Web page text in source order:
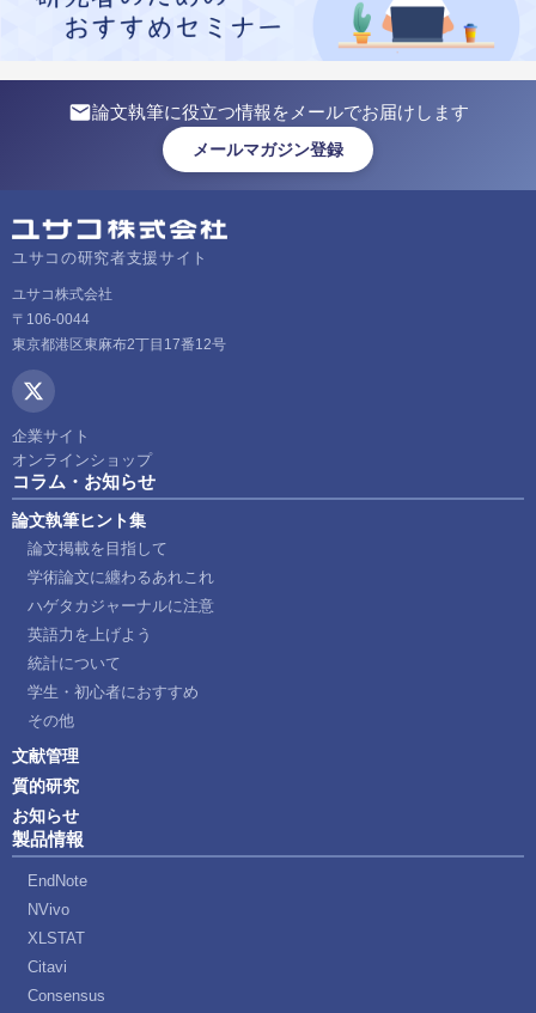
論文執筆に役立つ情報をメールでお届けします
メールマガジン登録
ユサコの研究者支援サイト
ユサコ株式会社
〒106-0044
東京都港区東麻布2丁目17番12号
企業サイト
オンラインショップ
コラム・お知らせ
論文執筆ヒント集
論文掲載を目指して
学術論文に纏わるあれこれ
ハゲタカジャーナルに注意
英語力を上げよう
統計について
学生・初心者におすすめ
その他
文献管理
質的研究
お知らせ
製品情報
EndNote
NVivo
XLSTAT
Citavi
Consensus